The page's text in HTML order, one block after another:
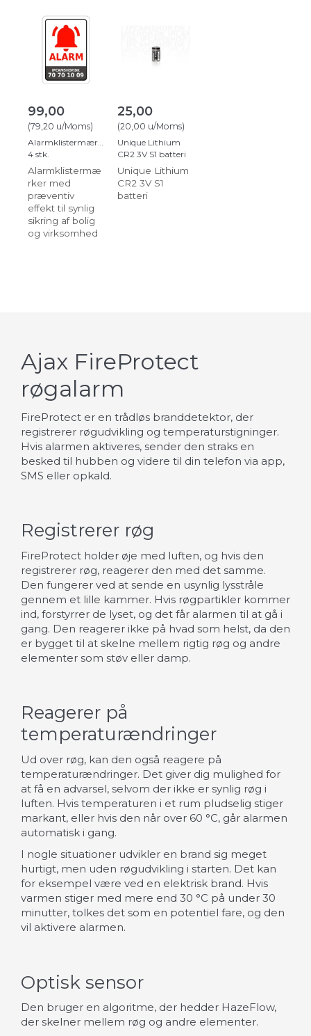
99,00
(79,20 u/Moms)
Alarmklistermærker
4 stk.
Alarmklistermæ
rker med
præventiv
effekt til synlig
sikring af bolig
og virksomhed
25,00
(20,00 u/Moms)
Unique Lithium
CR2 3V S1 batteri
Unique Lithium
CR2 3V S1
batteri
Ajax FireProtect
røgalarm
FireProtect er en trådløs branddetektor, der
registrerer røgudvikling og temperaturstigninger.
Hvis alarmen aktiveres, sender den straks en
besked til hubben og videre til din telefon via app,
SMS eller opkald.
Registrerer røg
FireProtect holder øje med luften, og hvis den
registrerer røg, reagerer den med det samme.
Den fungerer ved at sende en usynlig lysstråle
gennem et lille kammer. Hvis røgpartikler kommer
ind, forstyrrer de lyset, og det får alarmen til at gå i
gang. Den reagerer ikke på hvad som helst, da den
er bygget til at skelne mellem rigtig røg og andre
elementer som støv eller damp.
Reagerer på
temperaturændringer
Ud over røg, kan den også reagere på
temperaturændringer. Det giver dig mulighed for
at få en advarsel, selvom der ikke er synlig røg i
luften. Hvis temperaturen i et rum pludselig stiger
markant, eller hvis den når over 60 °C, går alarmen
automatisk i gang.
I nogle situationer udvikler en brand sig meget
hurtigt, men uden røgudvikling i starten. Det kan
for eksempel være ved en elektrisk brand. Hvis
varmen stiger med mere end 30 °C på under 30
minutter, tolkes det som en potentiel fare, og den
vil aktivere alarmen.
Optisk sensor
Den bruger en algoritme, der hedder HazeFlow,
der skelner mellem røg og andre elementer.